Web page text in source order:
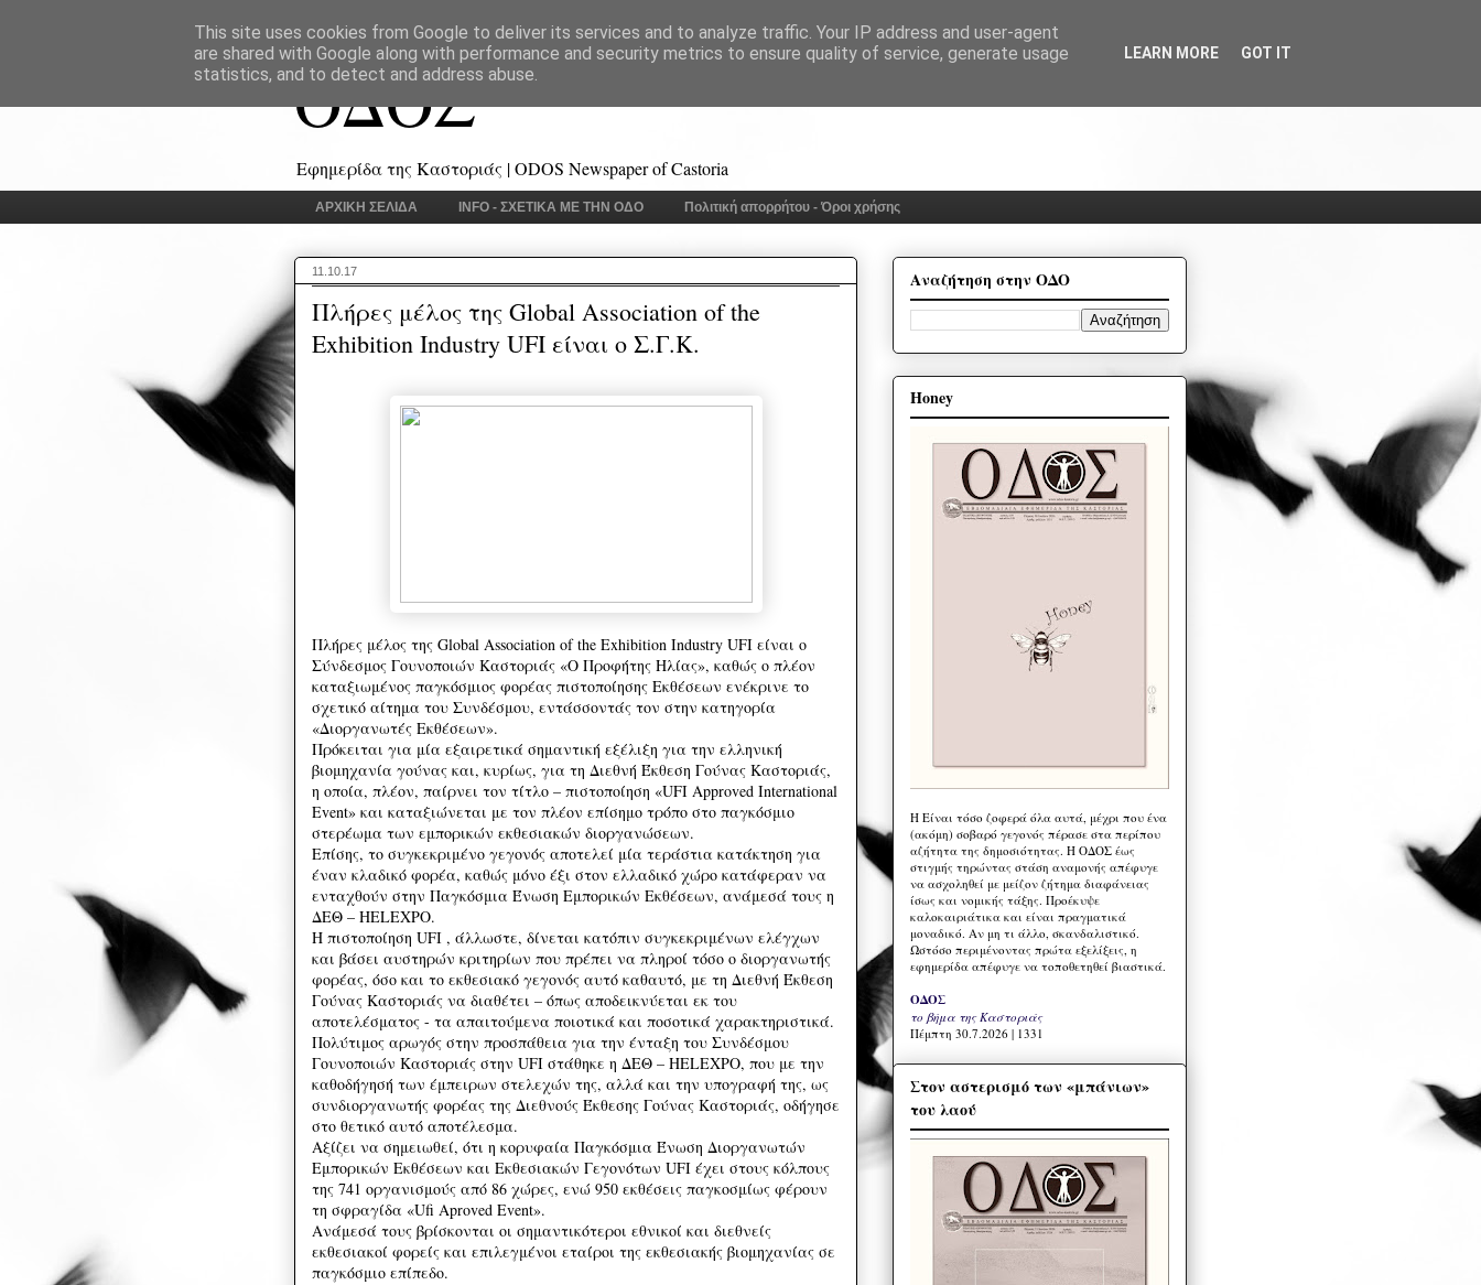
ΟΔΟΣ
Εφημερίδα της Καστοριάς | ODOS Newspaper of Castoria
ΑΡΧΙΚΗ ΣΕΛΙΔΑ INFO - ΣΧΕΤΙΚΑ ΜΕ ΤΗΝ ΟΔΟ Πολιτική απορρήτου - Όροι χρήσης
11.10.17
Πλήρες μέλος της Global Association of the
Exhibition Industry UFI είναι ο Σ.Γ.Κ.
Πλήρες μέλος της Global Association of the Exhibition Industry UFI είναι ο
Σύνδεσμος Γουνοποιών Καστοριάς «Ο Προφήτης Ηλίας», καθώς ο πλέον
καταξιωμένος παγκόσμιος φορέας πιστοποίησης Εκθέσεων ενέκρινε το
σχετικό αίτημα του Συνδέσμου, εντάσσοντάς τον στην κατηγορία
«Διοργανωτές Εκθέσεων».
Πρόκειται για μία εξαιρετικά σημαντική εξέλιξη για την ελληνική
βιομηχανία γούνας και, κυρίως, για τη Διεθνή Έκθεση Γούνας Καστοριάς,
η οποία, πλέον, παίρνει τον τίτλο – πιστοποίηση «UFI Approved International
Event» και καταξιώνεται με τον πλέον επίσημο τρόπο στο παγκόσμιο
στερέωμα των εμπορικών εκθεσιακών διοργανώσεων.
Επίσης, το συγκεκριμένο γεγονός αποτελεί μία τεράστια κατάκτηση για
έναν κλαδικό φορέα, καθώς μόνο έξι στον ελλαδικό χώρο κατάφεραν να
ενταχθούν στην Παγκόσμια Ένωση Εμπορικών Εκθέσεων, ανάμεσά τους η
ΔΕΘ – HELEXPO.
Η πιστοποίηση UFI , άλλωστε, δίνεται κατόπιν συγκεκριμένων ελέγχων
και βάσει αυστηρών κριτηρίων που πρέπει να πληροί τόσο ο διοργανωτής
φορέας, όσο και το εκθεσιακό γεγονός αυτό καθαυτό, με τη Διεθνή Έκθεση
Γούνας Καστοριάς να διαθέτει – όπως αποδεικνύεται εκ του
αποτελέσματος - τα απαιτούμενα ποιοτικά και ποσοτικά χαρακτηριστικά.
Πολύτιμος αρωγός στην προσπάθεια για την ένταξη του Συνδέσμου
Γουνοποιών Καστοριάς στην UFI στάθηκε η ΔΕΘ – HELEXPO, που με την
καθοδήγησή των έμπειρων στελεχών της, αλλά και την υπογραφή της, ως
συνδιοργανωτής φορέας της Διεθνούς Έκθεσης Γούνας Καστοριάς, οδήγησε
στο θετικό αυτό αποτέλεσμα.
Αξίζει να σημειωθεί, ότι η κορυφαία Παγκόσμια Ένωση Διοργανωτών
Εμπορικών Εκθέσεων και Εκθεσιακών Γεγονότων UFI έχει στους κόλπους
της 741 οργανισμούς από 86 χώρες, ενώ 950 εκθέσεις παγκοσμίως φέρουν
τη σφραγίδα «Ufi Aproved Event».
Ανάμεσά τους βρίσκονται οι σημαντικότεροι εθνικοί και διεθνείς
εκθεσιακοί φορείς και επιλεγμένοι εταίροι της εκθεσιακής βιομηχανίας σε
παγκόσμιο επίπεδο.
Αναζήτηση στην ΟΔΟ
Honey
Η Eίναι τόσο ζοφερά όλα αυτά, μέχρι που ένα
(ακόμη) σοβαρό γεγονός πέρασε στα περίπου
αζήτητα της δημοσιότητας. Η ΟΔΟΣ έως
στιγμής τηρώντας στάση αναμονής απέφυγε
να ασχοληθεί με μείζον ζήτημα διαφάνειας
ίσως και νομικής τάξης. Προέκυψε
καλοκαιριάτικα και είναι πραγματικά
μοναδικό. Αν μη τι άλλο, σκανδαλιστικό.
Ωστόσο περιμένοντας πρώτα εξελίξεις, η
εφημερίδα απέφυγε να τοποθετηθεί βιαστικά.
ΟΔΟΣ
το βήμα της Καστοριάς
Πέμπτη 30.7.2026 | 1331
Στον αστερισμό των «μπάνιων»
του λαού
This site uses cookies from Google to deliver its services and to analyze traffic. Your IP address and user-agent
are shared with Google along with performance and security metrics to ensure quality of service, generate usage
statistics, and to detect and address abuse.
LEARN MORE GOT IT